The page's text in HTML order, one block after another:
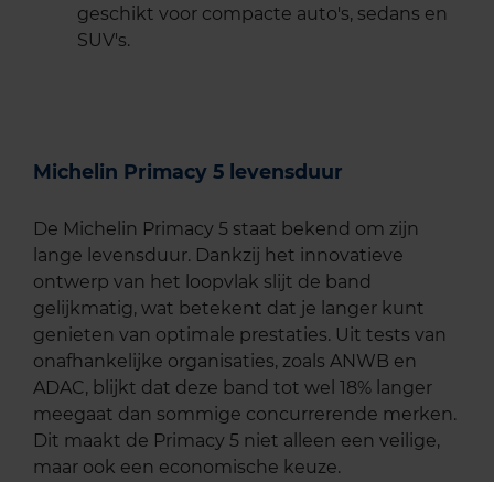
geschikt voor compacte auto's, sedans en
SUV's.
Michelin Primacy 5 levensduur
De Michelin Primacy 5 staat bekend om zijn
lange levensduur. Dankzij het innovatieve
ontwerp van het loopvlak slijt de band
gelijkmatig, wat betekent dat je langer kunt
genieten van optimale prestaties. Uit tests van
onafhankelijke organisaties, zoals ANWB en
ADAC, blijkt dat deze band tot wel 18% langer
meegaat dan sommige concurrerende merken.
Dit maakt de Primacy 5 niet alleen een veilige,
maar ook een economische keuze.